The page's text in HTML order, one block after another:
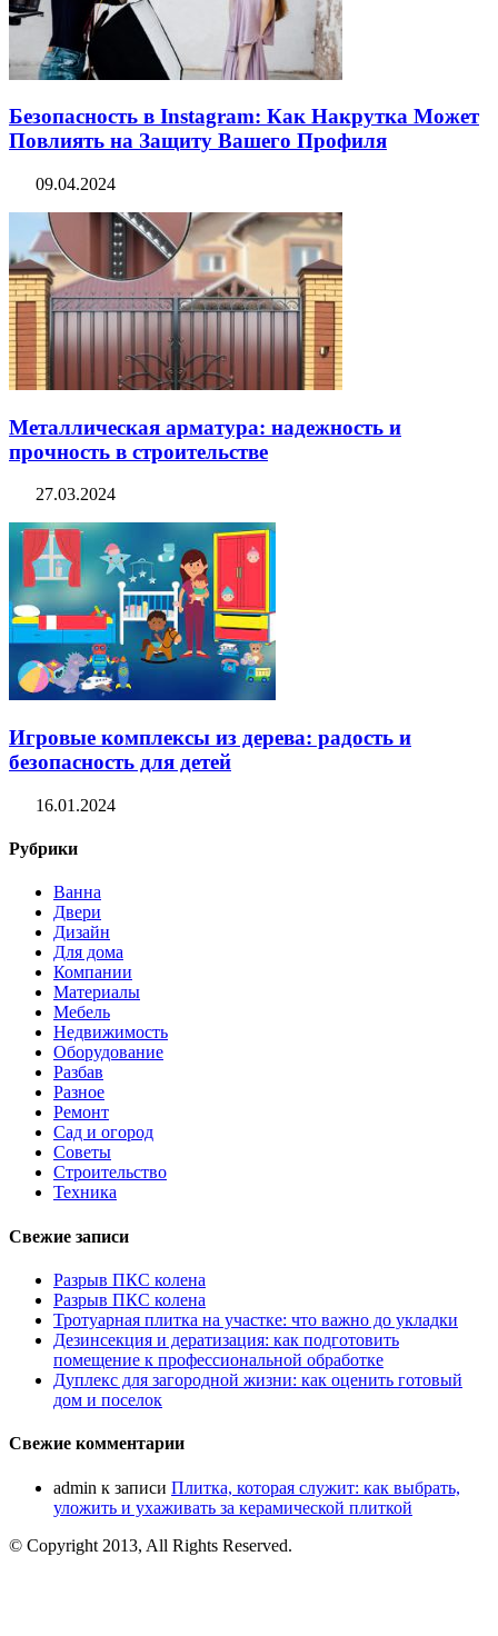
Безопасность в Instagram: Как Накрутка Может
Повлиять на Защиту Вашего Профиля
09.04.2024
Металлическая арматура: надежность и
прочность в строительстве
27.03.2024
Игровые комплексы из дерева: радость и
безопасность для детей
16.01.2024
Рубрики
Ванна
Двери
Дизайн
Для дома
Компании
Материалы
Мебель
Недвижимость
Оборудование
Разбав
Разное
Ремонт
Сад и огород
Советы
Строительство
Техника
Свежие записи
Разрыв ПКС колена
Разрыв ПКС колена
Тротуарная плитка на участке: что важно до укладки
Дезинсекция и дератизация: как подготовить
помещение к профессиональной обработке
Дуплекс для загородной жизни: как оценить готовый
дом и поселок
Свежие комментарии
admin к записи Плитка, которая служит: как выбрать,
уложить и ухаживать за керамической плиткой
© Copyright 2013, All Rights Reserved.